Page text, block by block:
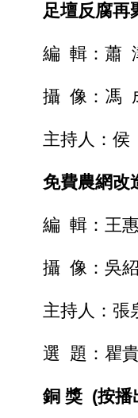
足壇反腐再
編 輯：蕭
攝 像：馮
主持人：侯
免費農網改
編 輯：王惠
攝 像：吳紹
主持人：張
選 題：瞿
銅 獎 (按播